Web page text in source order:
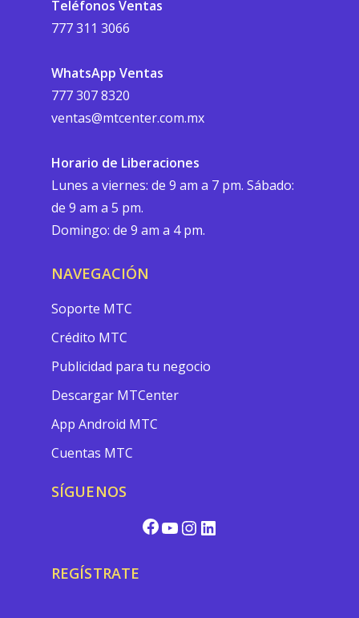
Teléfonos Ventas
777 311 3066
WhatsApp Ventas
777 307 8320
ventas@mtcenter.com.mx
Horario de Liberaciones
Lunes a viernes: de 9 am a 7 pm. Sábado:
de 9 am a 5 pm.
Domingo: de 9 am a 4 pm.
NAVEGACIÓN
Soporte MTC
Crédito MTC
Publicidad para tu negocio
Descargar MTCenter
App Android MTC
Cuentas MTC
SÍGUENOS
REGÍSTRATE